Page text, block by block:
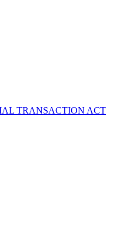
TRANSACTION ACT